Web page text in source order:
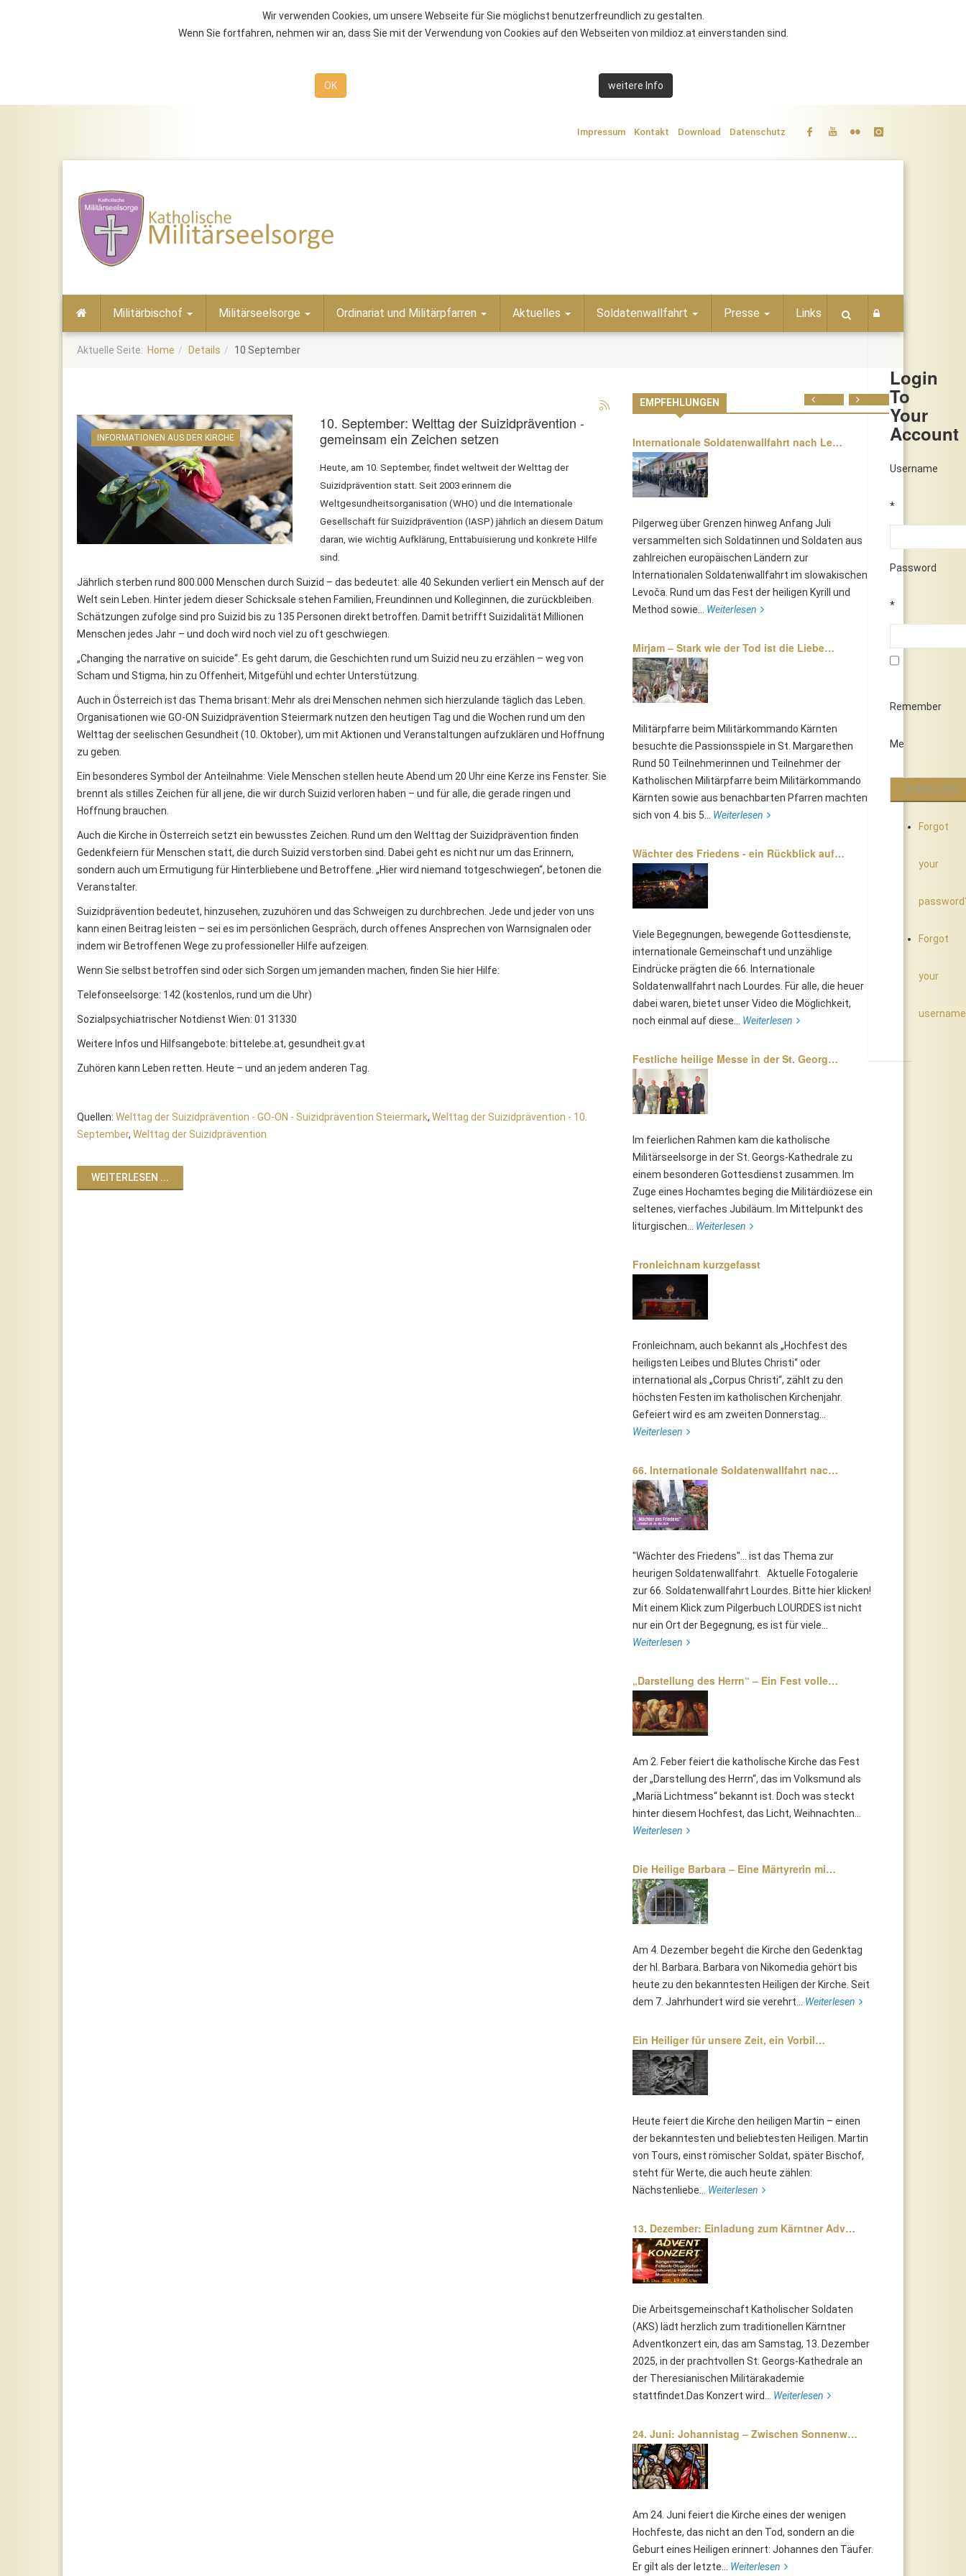
Wir verwenden Cookies, um unsere Webseite für Sie möglichst benutzerfreundlich zu gestalten.
Wenn Sie fortfahren, nehmen wir an, dass Sie mit der Verwendung von Cookies auf den Webseiten von mildioz.at einverstanden sind.
OK weitere Info
Impressum Kontakt Download Datenschutz
Login
To
Your
Account
Username
*
Password
*
Remember
Me
Forgot
your
Forgot
your
Home
Militärbischof Militärseelsorge Ordinariat und Militärpfarren Aktuelles Soldatenwallfahrt Presse Links
Aktuelle Seite: Home Details 10 September
INFORMATIONEN AUS DER KIRCHE
10. September: Welttag der Suizidprävention -
gemeinsam ein Zeichen setzen
Heute, am 10. September, findet weltweit der Welttag der
Suizidprävention statt. Seit 2003 erinnern die
Weltgesundheitsorganisation (WHO) und die Internationale
Gesellschaft für Suizidprävention (IASP) jährlich an diesem Datum
daran, wie wichtig Aufklärung, Enttabuisierung und konkrete Hilfe
sind.
Jährlich sterben rund 800.000 Menschen durch Suizid – das bedeutet: alle 40 Sekunden verliert ein Mensch auf der
Welt sein Leben. Hinter jedem dieser Schicksale stehen Familien, Freundinnen und Kolleginnen, die zurückbleiben.
Schätzungen zufolge sind pro Suizid bis zu 135 Personen direkt betroffen. Damit betrifft Suizidalität Millionen
Menschen jedes Jahr – und doch wird noch viel zu oft geschwiegen.
„Changing the narrative on suicide“. Es geht darum, die Geschichten rund um Suizid neu zu erzählen – weg von
Scham und Stigma, hin zu Offenheit, Mitgefühl und echter Unterstützung.
Auch in Österreich ist das Thema brisant: Mehr als drei Menschen nehmen sich hierzulande täglich das Leben.
Organisationen wie GO-ON Suizidprävention Steiermark nutzen den heutigen Tag und die Wochen rund um den
Welttag der seelischen Gesundheit (10. Oktober), um mit Aktionen und Veranstaltungen aufzuklären und Hoffnung
zu geben.
Ein besonderes Symbol der Anteilnahme: Viele Menschen stellen heute Abend um 20 Uhr eine Kerze ins Fenster. Sie
brennt als stilles Zeichen für all jene, die wir durch Suizid verloren haben – und für alle, die gerade ringen und
Hoffnung brauchen.
Auch die Kirche in Österreich setzt ein bewusstes Zeichen. Rund um den Welttag der Suizidprävention finden
Gedenkfeiern für Menschen statt, die durch Suizid verstorben sind. Dabei geht es nicht nur um das Erinnern,
sondern auch um Ermutigung für Hinterbliebene und Betroffene. „Hier wird niemand totgeschwiegen“, betonen die
Veranstalter.
Suizidprävention bedeutet, hinzusehen, zuzuhören und das Schweigen zu durchbrechen. Jede und jeder von uns
kann einen Beitrag leisten – sei es im persönlichen Gespräch, durch offenes Ansprechen von Warnsignalen oder
indem wir Betroffenen Wege zu professioneller Hilfe aufzeigen.
Wenn Sie selbst betroffen sind oder sich Sorgen um jemanden machen, finden Sie hier Hilfe:
Telefonseelsorge: 142 (kostenlos, rund um die Uhr)
Sozialpsychiatrischer Notdienst Wien: 01 31330
Weitere Infos und Hilfsangebote: bittelebe.at, gesundheit.gv.at
Zuhören kann Leben retten. Heute – und an jedem anderen Tag.
Quellen: Welttag der Suizidprävention - GO-ON - Suizidprävention Steiermark, Welttag der Suizidprävention - 10.
September, Welttag der Suizidprävention
WEITERLESEN ...
EMPFEHLUNGEN
Internationale Soldatenwallfahrt nach Le…
Pilgerweg über Grenzen hinweg Anfang Juli
versammelten sich Soldatinnen und Soldaten aus
zahlreichen europäischen Ländern zur
Internationalen Soldatenwallfahrt im slowakischen
Levoča. Rund um das Fest der heiligen Kyrill und
Method sowie... Weiterlesen
Mirjam – Stark wie der Tod ist die Liebe…
Militärpfarre beim Militärkommando Kärnten
besuchte die Passionsspiele in St. Margarethen
Rund 50 Teilnehmerinnen und Teilnehmer der
Katholischen Militärpfarre beim Militärkommando
Kärnten sowie aus benachbarten Pfarren machten
sich von 4. bis 5... Weiterlesen
Wächter des Friedens - ein Rückblick auf…
Viele Begegnungen, bewegende Gottesdienste,
internationale Gemeinschaft und unzählige
Eindrücke prägten die 66. Internationale
Soldatenwallfahrt nach Lourdes. Für alle, die heuer
dabei waren, bietet unser Video die Möglichkeit,
noch einmal auf diese... Weiterlesen
Festliche heilige Messe in der St. Georg…
Im feierlichen Rahmen kam die katholische
Militärseelsorge in der St. Georgs-Kathedrale zu
einem besonderen Gottesdienst zusammen. Im
Zuge eines Hochamtes beging die Militärdiözese ein
seltenes, vierfaches Jubiläum. Im Mittelpunkt des
liturgischen... Weiterlesen
Fronleichnam kurzgefasst
Fronleichnam, auch bekannt als „Hochfest des
heiligsten Leibes und Blutes Christi“ oder
international als „Corpus Christi“, zählt zu den
höchsten Festen im katholischen Kirchenjahr.
Gefeiert wird es am zweiten Donnerstag...
Weiterlesen
66. Internationale Soldatenwallfahrt nac…
"Wächter des Friedens"... ist das Thema zur
heurigen Soldatenwallfahrt. Aktuelle Fotogalerie
zur 66. Soldatenwallfahrt Lourdes. Bitte hier klicken!
Mit einem Klick zum Pilgerbuch LOURDES ist nicht
nur ein Ort der Begegnung, es ist für viele...
Weiterlesen
„Darstellung des Herrn“ – Ein Fest volle…
Am 2. Feber feiert die katholische Kirche das Fest
der „Darstellung des Herrn“, das im Volksmund als
„Mariä Lichtmess“ bekannt ist. Doch was steckt
hinter diesem Hochfest, das Licht, Weihnachten...
Weiterlesen
Die Heilige Barbara – Eine Märtyrerin mi…
Am 4. Dezember begeht die Kirche den Gedenktag
der hl. Barbara. Barbara von Nikomedia gehört bis
heute zu den bekanntesten Heiligen der Kirche. Seit
dem 7. Jahrhundert wird sie verehrt... Weiterlesen
Ein Heiliger für unsere Zeit, ein Vorbil…
Heute feiert die Kirche den heiligen Martin – einen
der bekanntesten und beliebtesten Heiligen. Martin
von Tours, einst römischer Soldat, später Bischof,
steht für Werte, die auch heute zählen:
Nächstenliebe... Weiterlesen
13. Dezember: Einladung zum Kärntner Adv…
Die Arbeitsgemeinschaft Katholischer Soldaten
(AKS) lädt herzlich zum traditionellen Kärntner
Adventkonzert ein, das am Samstag, 13. Dezember
2025, in der prachtvollen St. Georgs-Kathedrale an
der Theresianischen Militärakademie
stattfindet.Das Konzert wird... Weiterlesen
24. Juni: Johannistag – Zwischen Sonnenw…
Am 24. Juni feiert die Kirche eines der wenigen
Hochfeste, das nicht an den Tod, sondern an die
Geburt eines Heiligen erinnert: Johannes den Täufer.
Er gilt als der letzte... Weiterlesen